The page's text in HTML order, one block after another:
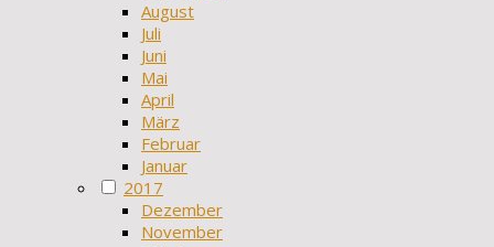
August
Juli
Juni
Mai
April
März
Februar
Januar
2017
Dezember
November